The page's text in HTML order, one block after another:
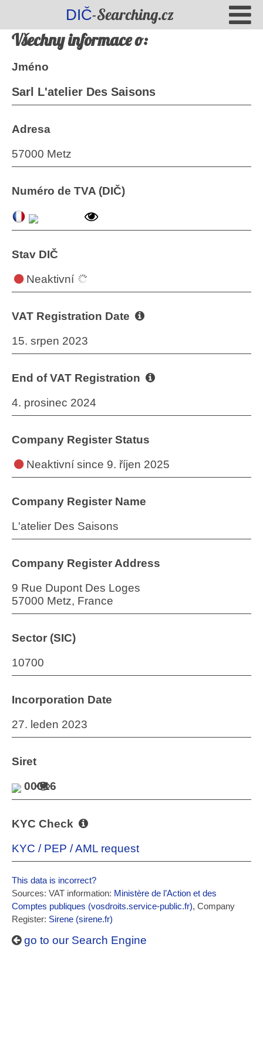
DIČ-Searching.cz
Všechny informace o:
Jméno
Sarl L'atelier Des Saisons
Adresa
57000 Metz
Numéro de TVA (DIČ)
Stav DIČ
Neaktivní
VAT Registration Date
15. srpen 2023
End of VAT Registration
4. prosinec 2024
Company Register Status
Neaktivnísince 9. říjen 2025
Company Register Name
L'atelier Des Saisons
Company Register Address
9 Rue Dupont Des Loges
57000 Metz, France
Sector (SIC)
10700
Incorporation Date
27. leden 2023
Siret
00016
KYC Check
KYC / PEP / AML request
This data is incorrect?
Sources: VAT information: Ministère de l’Action et des
Comptes publiques (vosdroits.service-public.fr), Company
Register: Sirene (sirene.fr)
go to our Search Engine